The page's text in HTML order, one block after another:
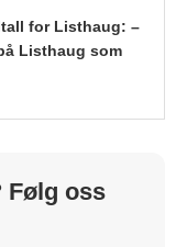
for Listhaug: –
Listhaug som
Følg oss